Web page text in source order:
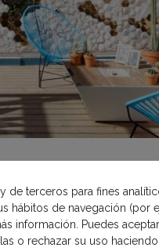
vergel de
Desert
de terceros para fines
hábitos de navegación (por
información. Puedes
o rechazar su uso